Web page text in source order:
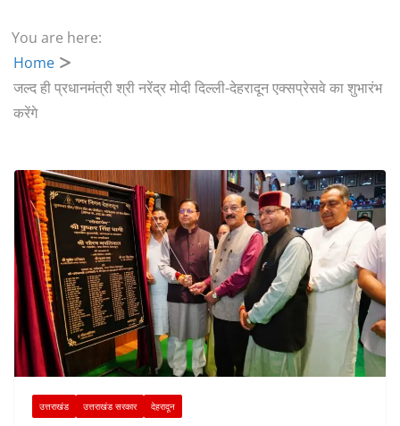
You are here:
Home
जल्द ही प्रधानमंत्री श्री नरेंद्र मोदी दिल्ली-देहरादून एक्सप्रेसवे का शुभारंभ
करेंगे
उत्तराखंड उत्तराखंड सरकार देहरादून